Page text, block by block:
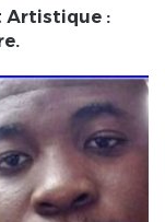
Artistique :